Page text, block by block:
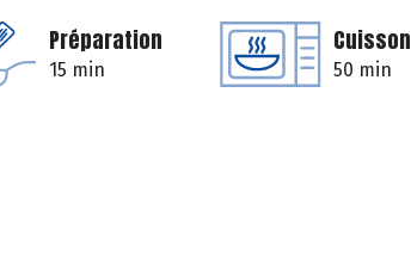
Préparation
15 min
Cuisson
50 min